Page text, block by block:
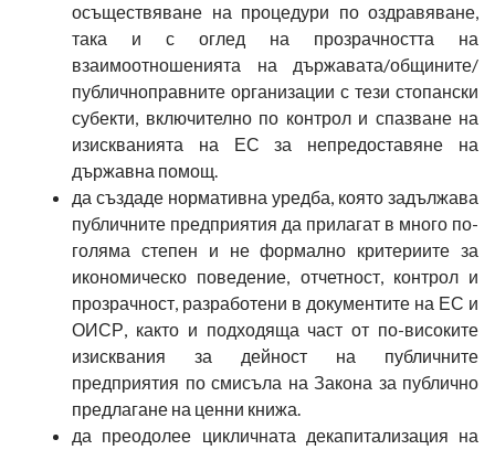
осъществяване на процедури по оздравяване,
така и с оглед на прозрачността на
взаимоотношенията на държавата/общините/
публичноправните организации с тези стопански
субекти, включително по контрол и спазване на
изискванията на ЕС за непредоставяне на
държавна помощ.
да създаде нормативна уредба, която задължава
публичните предприятия да прилагат в много по-
голяма степен и не формално критериите за
икономическо поведение, отчетност, контрол и
прозрачност, разработени в документите на ЕС и
ОИСР, както и подходяща част от по-високите
изисквания за дейност на публичните
предприятия по смисъла на Закона за публично
предлагане на ценни книжа.
да преодолее цикличната декапитализация на